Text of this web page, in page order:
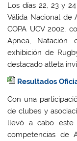
Los días 22, 23 y
Válida Nacional de
COPA UCV 2002,
Apnea, Natación
exhibición de
destacado atleta
Resultados
Con una
de clubes y
llevó a cabo este
competencias de